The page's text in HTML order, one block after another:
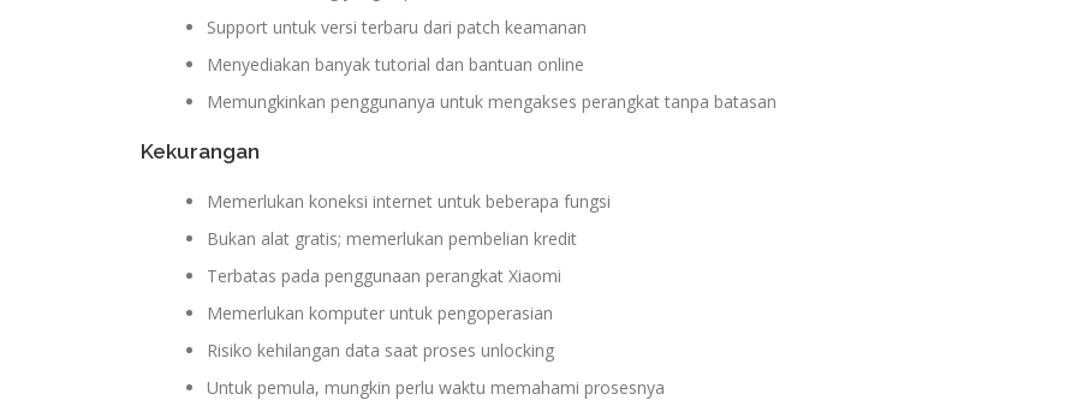
Support untuk versi terbaru dari patch keamanan
Menyediakan banyak tutorial dan bantuan online
Memungkinkan penggunanya untuk mengakses perangkat tanpa batasan
Kekurangan
Memerlukan koneksi internet untuk beberapa fungsi
Bukan alat gratis; memerlukan pembelian kredit
Terbatas pada penggunaan perangkat Xiaomi
Memerlukan komputer untuk pengoperasian
Risiko kehilangan data saat proses unlocking
Untuk pemula, mungkin perlu waktu memahami prosesnya